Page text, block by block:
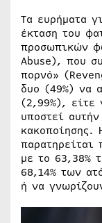
Τα ευρήματα
έκταση του
προσωπικών
Abuse), που
πορνό»
δυο (49%) να
(2,99%), είτε
υποστεί
κακοποίησης.
παρατηρείται
με το 63,38%
68,14% των
ή να